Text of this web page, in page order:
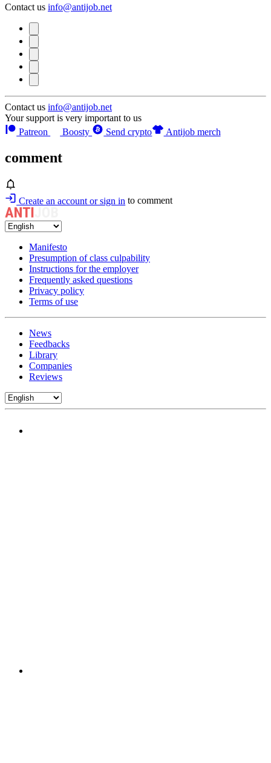
Contact us info@antijob.net
Contact us info@antijob.net
Your support is very important to us
Patreon
Boosty Send crypto Antijob merch
comment
Create an account or sign in to comment
Manifesto
Presumption of class culpability
Instructions for the employer
Frequently asked questions
Privacy policy
Terms of use
News
Feedbacks
Library
Companies
Reviews